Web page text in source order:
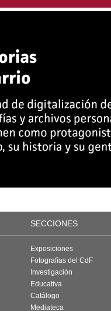
SECCIONES
Exposiciones
Fotografías del CdF
Investigación
Educativa
Catálogo
Mediateca